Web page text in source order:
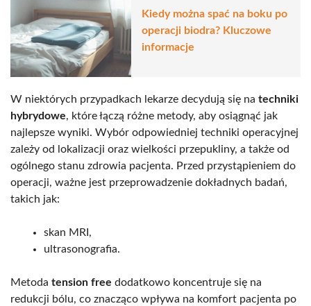
Kiedy można spać na boku po
operacji biodra? Kluczowe
informacje
W niektórych przypadkach lekarze decydują się na techniki
hybrydowe, które łączą różne metody, aby osiągnąć jak
najlepsze wyniki. Wybór odpowiedniej techniki operacyjnej
zależy od lokalizacji oraz wielkości przepukliny, a także od
ogólnego stanu zdrowia pacjenta. Przed przystąpieniem do
operacji, ważne jest przeprowadzenie dokładnych badań,
takich jak:
skan MRI,
ultrasonografia.
Metoda tension free dodatkowo koncentruje się na
redukcji bólu, co znacząco wpływa na komfort pacjenta po